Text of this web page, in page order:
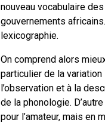
nouveau vocabulaire
gouvernements
lexicographie.
On comprend alors
particulier de la
l’observation et à la
de la phonologie.
pour l’amateur, mais en